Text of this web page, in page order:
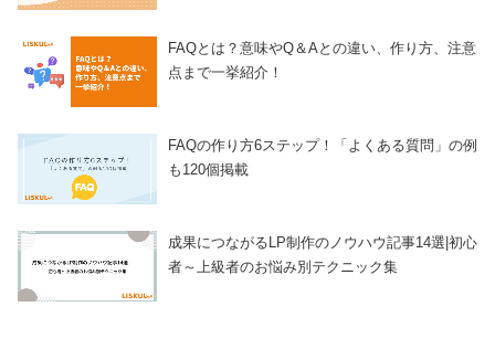
FAQとは？意味やQ＆Aとの違い、作り方、注意
点まで一挙紹介！
FAQの作り方6ステップ！「よくある質問」の例
も120個掲載
成果につながるLP制作のノウハウ記事14選|初心
者～上級者のお悩み別テクニック集